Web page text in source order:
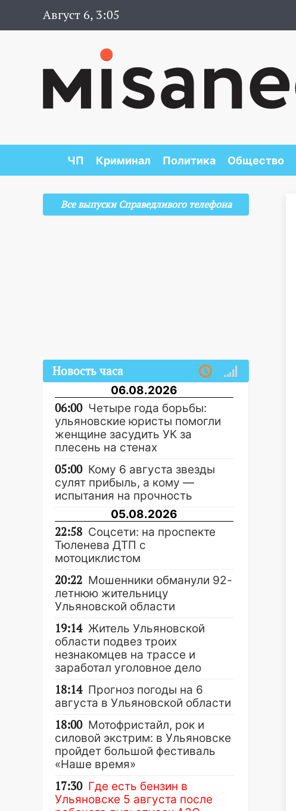
Август 6, 3:05
ЧП Криминал Политика Общество
Все выпуски Справедливого телефона
Новость часа
06.08.2026
06:00 Четыре года борьбы:
ульяновские юристы помогли
женщине засудить УК за
плесень на стенах
05:00 Кому 6 августа звезды
сулят прибыль, а кому —
испытания на прочность
05.08.2026
22:58 Соцсети: на проспекте
Тюленева ДТП с
мотоциклистом
20:22 Мошенники обманули 92-
летнюю жительницу
Ульяновской области
19:14 Житель Ульяновской
области подвез троих
незнакомцев на трассе и
заработал уголовное дело
18:14 Прогноз погоды на 6
августа в Ульяновской области
18:00 Мотофристайл, рок и
силовой экстрим: в Ульяновске
пройдет большой фестиваль
«Наше время»
17:30 Где есть бензин в
Ульяновске 5 августа после